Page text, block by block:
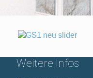
Weitere Infos